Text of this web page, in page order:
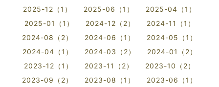
2025-12（1）
2025-06（1）
2025-04（1）
2025-01（1）
2024-12（2）
2024-11（1）
2024-08（2）
2024-06（1）
2024-05（1）
2024-04（1）
2024-03（2）
2024-01（2）
2023-12（1）
2023-11（2）
2023-10（2）
2023-09（2）
2023-08（1）
2023-06（1）